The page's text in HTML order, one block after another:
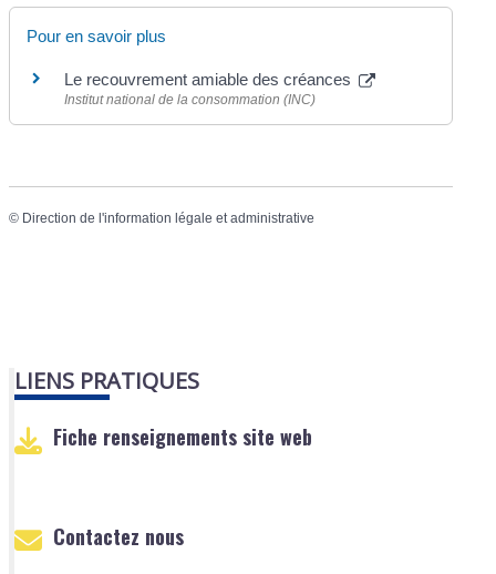
Pour en savoir plus
Le recouvrement amiable des créances
Institut national de la consommation (INC)
© Direction de l'information légale et administrative
LIENS PRATIQUES
Fiche renseignements site web
Contactez nous